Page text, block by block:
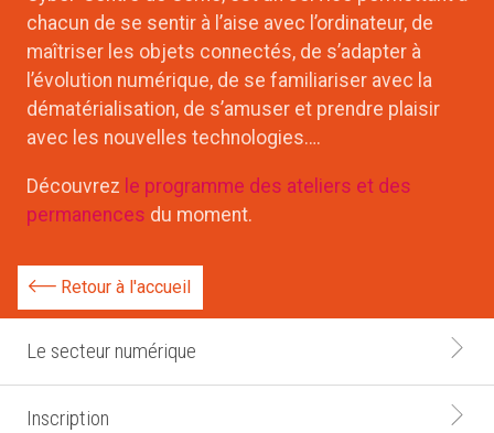
chacun de se sentir à l’aise avec l’ordinateur, de
maîtriser les objets connectés, de s’adapter à
l’évolution numérique, de se familiariser avec la
dématérialisation, de s’amuser et prendre plaisir
avec les nouvelles technologies….
Découvrez le programme des ateliers et des
permanences du moment.
Retour à l'accueil
Le secteur numérique
Inscription